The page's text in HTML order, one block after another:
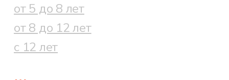
от 5 до 8 лет
от 8 до 12 лет
с 12 лет